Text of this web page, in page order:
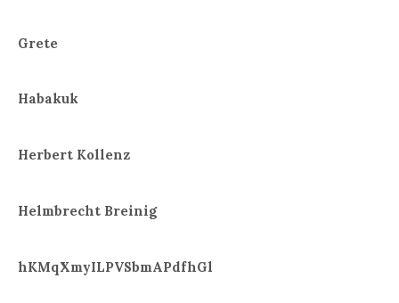
Grete
Habakuk
Herbert Kollenz
Helmbrecht Breinig
hKMqXmyILPVSbmAPdfhGl